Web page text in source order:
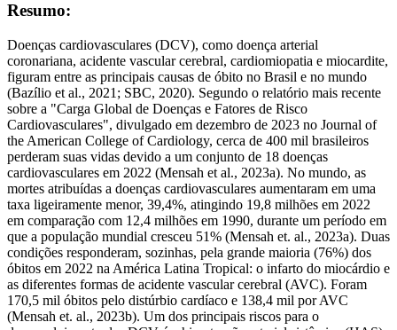
Resumo:
Doenças cardiovasculares (DCV), como doença arterial
coronariana, acidente vascular cerebral, cardiomiopatia e miocardite,
figuram entre as principais causas de óbito no Brasil e no mundo
(Bazílio et al., 2021; SBC, 2020). Segundo o relatório mais recente
sobre a "Carga Global de Doenças e Fatores de Risco
Cardiovasculares", divulgado em dezembro de 2023 no Journal of
the American College of Cardiology, cerca de 400 mil brasileiros
perderam suas vidas devido a um conjunto de 18 doenças
cardiovasculares em 2022 (Mensah et al., 2023a). No mundo, as
mortes atribuídas a doenças cardiovasculares aumentaram em uma
taxa ligeiramente menor, 39,4%, atingindo 19,8 milhões em 2022
em comparação com 12,4 milhões em 1990, durante um período em
que a população mundial cresceu 51% (Mensah et. al., 2023a). Duas
condições responderam, sozinhas, pela grande maioria (76%) dos
óbitos em 2022 na América Latina Tropical: o infarto do miocárdio e
as diferentes formas de acidente vascular cerebral (AVC). Foram
170,5 mil óbitos pelo distúrbio cardíaco e 138,4 mil por AVC
(Mensah et. al., 2023b). Um dos principais riscos para o